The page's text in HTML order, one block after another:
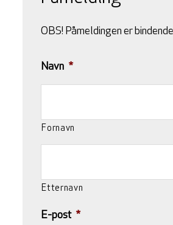
OBS! Påmeldingen er
Navn *
Fornavn
Etternavn
E-post *